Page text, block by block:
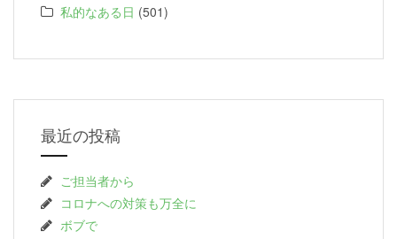
私的なある日 (501)
最近の投稿
ご担当者から
コロナへの対策も万全に
ボブで